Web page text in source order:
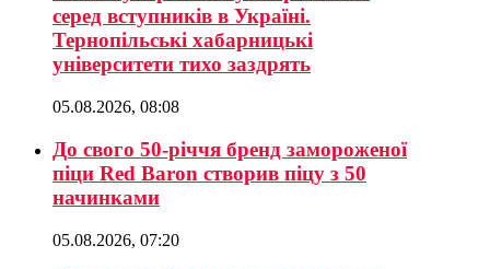
серед вступників в Україні.
Тернопільські хабарницькі
університети тихо заздрять
05.08.2026, 08:08
До свого 50-річчя бренд замороженої
піци Red Baron створив піцу з 50
начинками
05.08.2026, 07:20